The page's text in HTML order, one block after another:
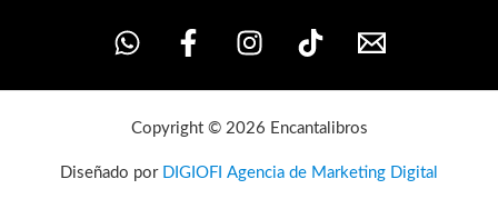
Copyright © 2026 Encantalibros
Diseñado por DIGIOFI Agencia de Marketing Digital